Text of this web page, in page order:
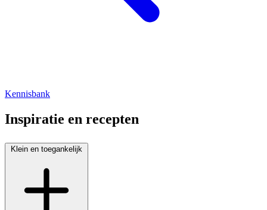
Kennisbank
Inspiratie en recepten
Klein en toegankelijk